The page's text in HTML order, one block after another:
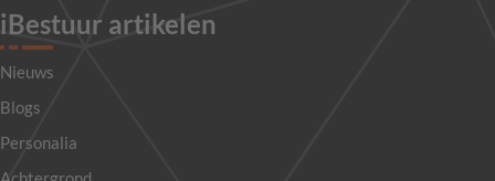
iBestuur artikelen
Nieuws
Blogs
Personalia